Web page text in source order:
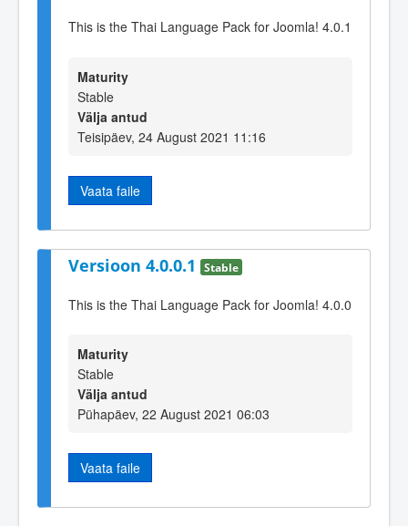
This is the Thai Language Pack for Joomla! 4.0.1
Maturity
Stable
Välja antud
Teisipäev, 24 August 2021 11:16
Vaata faile
Versioon 4.0.0.1 Stable
This is the Thai Language Pack for Joomla! 4.0.0
Maturity
Stable
Välja antud
Pühapäev, 22 August 2021 06:03
Vaata faile